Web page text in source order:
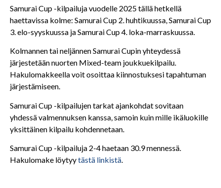
Samurai Cup -kilpailuja vuodelle 2025 tällä hetkellä
haettavissa kolme: Samurai Cup 2. huhtikuussa, Samurai Cup
3. elo-syyskuussa ja Samurai Cup 4. loka-marraskuussa.
Kolmannen tai neljännen Samurai Cupin yhteydessä
järjestetään nuorten Mixed-team joukkuekilpailu.
Hakulomakkeella voit osoittaa kiinnostuksesi tapahtuman
järjestämiseen.
Samurai Cup -kilpailujen tarkat ajankohdat sovitaan
yhdessä valmennuksen kanssa, samoin kuin mille ikäluokille
yksittäinen kilpailu kohdennetaan.
Samurai Cup -kilpailuja 2-4 haetaan 30.9 mennessä.
Hakulomake löytyytästä linkistä.